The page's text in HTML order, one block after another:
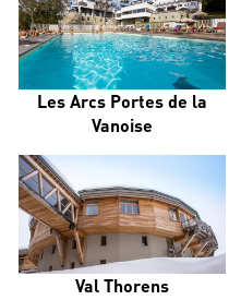
Les Arcs Portes de la
Vanoise
Val Thorens